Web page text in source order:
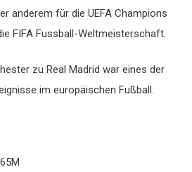
anderem für die UEFA Champions
FIFA Fussball-Weltmeisterschaft.
zu Real Madrid war eines der
im europäischen Fußball.